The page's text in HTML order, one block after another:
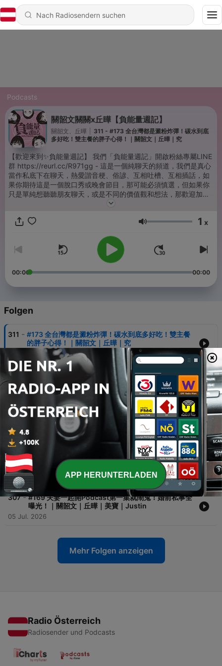
Podcasts
關韶文關關x丘曄【負能量週記】
關韶文、丘曄
311 - #173 全台灣都是澱粉炸彈！碳水到底
多好吃！雙主餐的胖子心得！｜關韶文｜丘曄｜究
【歡迎來到✨負能量週記】 我們「負能量週記」開啟粉絲專屬LINE
群 https://reurl.cc/R971gg - 這是一個純聊天的頻道，我們是真心
當作私底下在聊天，熱愛諧音梗、俗諺、互相吐槽、互相插話，如
果你期待這是一個脫口秀或晚會節目，那可能必須慎選，但如果你
只是單純想聽聽朋友聊天，或是不同的價值觀和想法，那歡迎加入
負能量週記！語速本身過快，完全沒有任何加速，請專心聆聽（也
0700各大平台上線 - 【負能量週記主持群 IG在這裡❤️】 關韶文：
ihua_chen 諾：liznono - 【這還有你不知道的關韶文！📣】 追蹤IG
掌握限時動態 ‣ ethan_kuan_kuan 加入LINE可以私訊我們 ‣ 打開
LINE搜尋「關韶文 關關」 -- Hosting provided by
Lautstärke 1 x
00:00 00:00
Folgen
311 - #173 全台灣都是澱粉炸彈！碳水到底多好吃！雙主餐
的胖子心得！｜關韶文｜丘曄｜究
02 Aug. 2026
310 - #172 台中好吃又好玩！「燒肉、夜市、美術館」你最
愛去哪？｜關韶文｜丘曄｜賴珮如
26 Jul. 2026
309 - #171 30歲以上睡醒都很軟嗎？泌尿科醫師親身體驗來
解答！｜關韶文｜丘曄｜津久診所陳偉傑醫師｜津久
診所羅詩修醫師
19 Jul. 2026
308 - #170 旅行認清朋友！回來就翻臉！開放式旅伴怎麼安
排！｜關韶文｜丘曄｜阿梅｜賴珮如
12 Jul. 2026
307 - #169 夫妻一起開Podcast第一集就鬧鬼！婚前私事全
曝光！｜關韶文｜丘曄｜美寶｜Justin
05 Jul. 2026
Mehr Folgen anzeigen
Radio Österreich
Radiosender und Podcasts
APP HERUNTERLADEN